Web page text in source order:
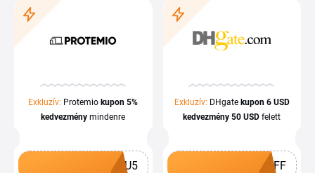
Exkluzív: Protemio kupon 5%
kedvezmény mindenre
HU5
Exkluzív: DHgate kupon 6 USD
kedvezmény 50 USD felett
OFF